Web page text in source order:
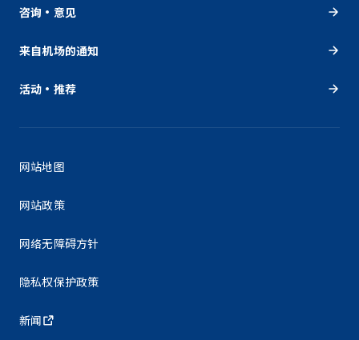
咨询・意见
来自机场的通知
活动・推荐
网站地图
网站政策
网络无障碍方针
隐私权保护政策
新闻